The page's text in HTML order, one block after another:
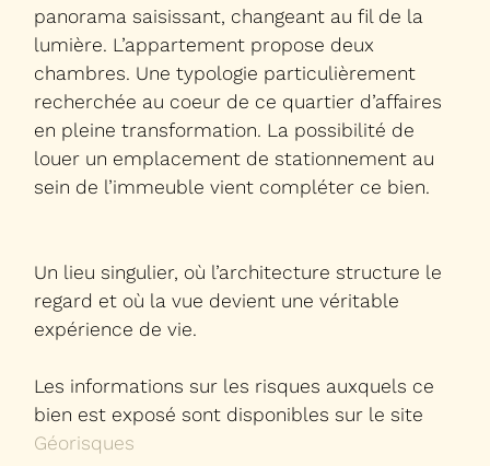
panorama saisissant, changeant au fil de la
lumière. L’appartement propose deux
chambres. Une typologie particulièrement
recherchée au coeur de ce quartier d’affaires
en pleine transformation. La possibilité de
louer un emplacement de stationnement au
sein de l’immeuble vient compléter ce bien.
Un lieu singulier, où l’architecture structure le
regard et où la vue devient une véritable
expérience de vie.
Les informations sur les risques auxquels ce
bien est exposé sont disponibles sur le site
Géorisques